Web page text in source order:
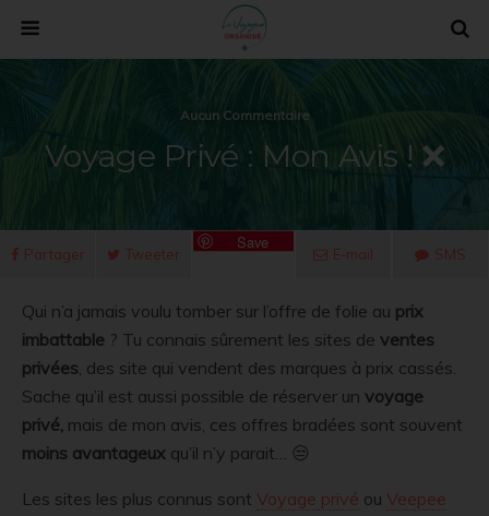
Aucun Commentaire
Voyage Privé : Mon Avis ! ❌
Partager Tweeter
Save
E-mail SMS
Qui n’a jamais voulu tomber sur l’offre de folie au prix
imbattable ? Tu connais sûrement les sites de ventes
privées, des site qui vendent des marques à prix cassés.
Sache qu’il est aussi possible de réserver un voyage
privé, mais de mon avis, ces offres bradées sont souvent
moins avantageux qu’il n’y parait… 😒
Les sites les plus connus sont Voyage privé ou Veepee